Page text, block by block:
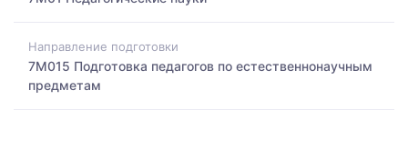
Направление подготовки
7M015 Подготовка педагогов по естественнонаучным
предметам